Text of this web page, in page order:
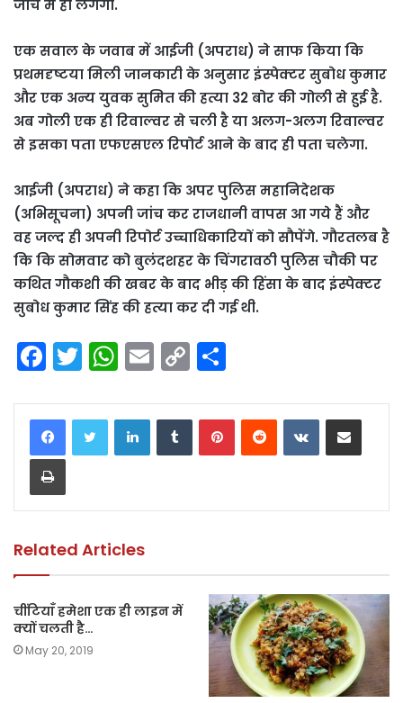
जांच में ही लगेगा.
एक सवाल के जवाब में आईजी (अपराध) ने साफ किया कि
प्रथमदृष्टया मिली जानकारी के अनुसार इंस्पेक्टर सुबोध कुमार
और एक अन्य युवक सुमित की हत्या 32 बोर की गोली से हुई है.
अब गोली एक ही रिवाल्वर से चली है या अलग-अलग रिवाल्वर
से इसका पता एफएसएल रिपोर्ट आने के बाद ही पता चलेगा.
आईजी (अपराध) ने कहा कि अपर पुलिस महानिदेशक
(अभिसूचना) अपनी जांच कर राजधानी वापस आ गये हैं और
वह जल्द ही अपनी रिपोर्ट उच्चाधिकारियों को सौपेंगे. गौरतलब है
कि कि सोमवार को बुलंदशहर के चिंगरावठी पुलिस चौकी पर
कथित गौकशी की खबर के बाद भीड़ की हिंसा के बाद इंस्पेक्टर
सुबोध कुमार सिंह की हत्या कर दी गई थी.
F
c
e
b
o
k
T
itt
er
W
a
ts
p
E
ai
l
C
p
y
n
ar
e
LinkedInTumblrPinterestReddit VKontakteShare via Email
Print
Related Articles
चींटियाँ हमेशा एक ही लाइन में
क्यों चलती है…
May 20, 2019